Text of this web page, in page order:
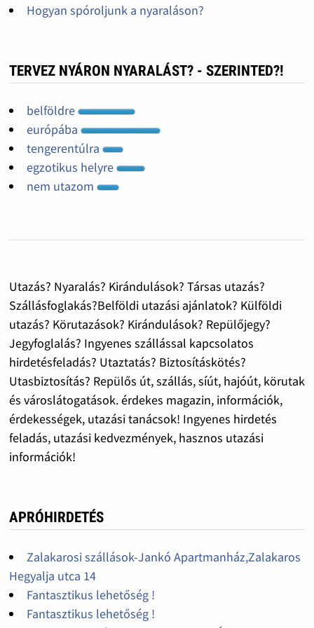
Hogyan spóroljunk a nyaraláson?
TERVEZ NYÁRON NYARALÁST? - SZERINTED?!
belföldre
európába
tengerentúlra
egzotikus helyre
nem utazom
Utazás? Nyaralás? Kirándulások? Társas utazás?
Szállásfoglakás?Belföldi utazási ajánlatok? Külföldi
utazás? Körutazások? Kirándulások? Repülőjegy?
Jegyfoglalás? Ingyenes szállással kapcsolatos
hirdetésfeladás? Utaztatás? Biztosításkötés?
Utasbiztosítás? Repülős út, szállás, síút, hajóút, körutak
és városlátogatások. érdekes magazin, információk,
érdekességek, utazási tanácsok! Ingyenes hirdetés
feladás, utazási kedvezmények, hasznos utazási
információk!
APRÓHIRDETÉS
Zalakarosi szállások-Jankó Apartmanház,Zalakaros
Hegyalja utca 14
Fantasztikus lehetőség !
Fantasztikus lehetőség !